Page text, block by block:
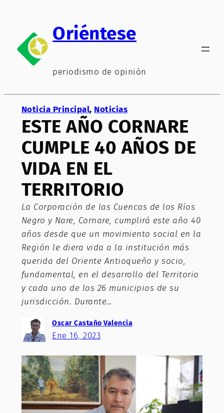
contenido
Oriéntese
periodismo de opinión
Noticia Principal, Noticias
ESTE AÑO CORNARE
CUMPLE 40 AÑOS DE
VIDA EN EL
TERRITORIO
La Corporación de las Cuencas de los Ríos
Negro y Nare, Cornare, cumplirá este año 40
años desde que un movimiento social en la
Región le diera vida a la institución más
querida del Oriente Antioqueño y socio,
fundamental, en el desarrollo del Territorio
y cada uno de los 26 municipios de su
jurisdicción. Durante…
Oscar Castaño Valencia
Ene 16, 2023